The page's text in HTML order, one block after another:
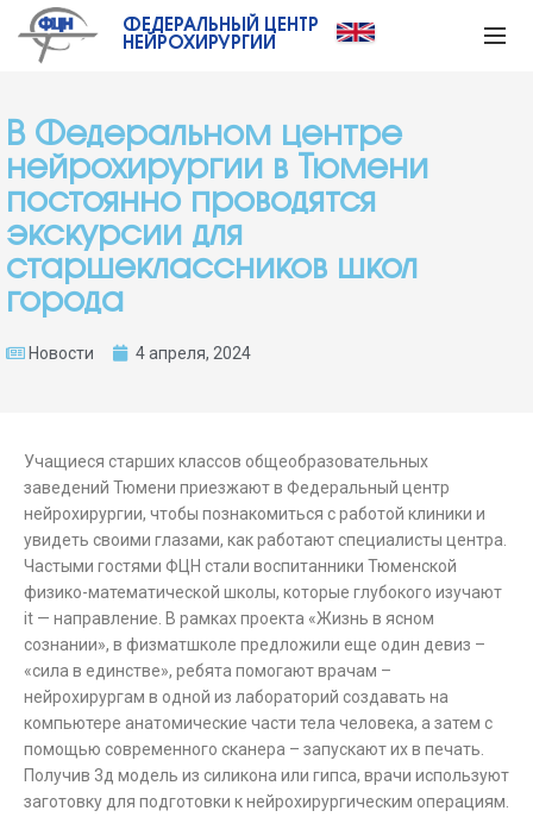
ФЕДЕРАЛЬНЫЙ ЦЕНТР
НЕЙРОХИРУРГИИ
В Федеральном центре
нейрохирургии в Тюмени
постоянно проводятся
экскурсии для
старшеклассников школ
города
Новости 4 апреля, 2024
Учащиеся старших классов общеобразовательных
заведений Тюмени приезжают в Федеральный центр
нейрохирургии, чтобы познакомиться с работой клиники и
увидеть своими глазами, как работают специалисты центра.
Частыми гостями ФЦН стали воспитанники Тюменской
физико-математической школы, которые глубокого изучают
it — направление. В рамках проекта «Жизнь в ясном
сознании», в физматшколе предложили еще один девиз –
«сила в единстве», ребята помогают врачам –
нейрохирургам в одной из лабораторий создавать на
компьютере анатомические части тела человека, а затем с
помощью современного сканера – запускают их в печать.
Получив 3д модель из силикона или гипса, врачи используют
заготовку для подготовки к нейрохирургическим операциям.